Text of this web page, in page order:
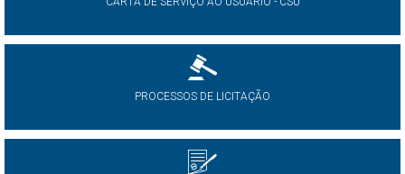
PROCESSOS DE LICITAÇÃO